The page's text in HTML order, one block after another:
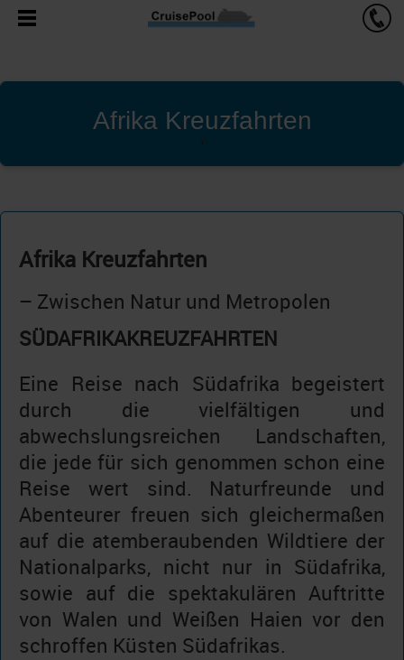
Afrika Kreuzfahrten
'
Afrika Kreuzfahrten
– Zwischen Natur und Metropolen
SÜDAFRIKAKREUZFAHRTEN
Eine Reise nach Südafrika begeistert
durch die vielfältigen und
abwechslungsreichen Landschaften,
die jede für sich genommen schon eine
Reise wert sind. Naturfreunde und
Abenteurer freuen sich gleichermaßen
auf die atemberaubenden Wildtiere der
Nationalparks, nicht nur in Südafrika,
sowie auf die spektakulären Auftritte
von Walen und Weißen Haien vor den
schroffen Küsten Südafrikas.